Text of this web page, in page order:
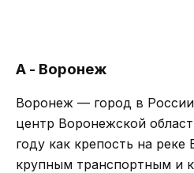
А - Воронеж
Воронеж — город в
центр Воронежской
году как крепость на реке
крупным транспортным и